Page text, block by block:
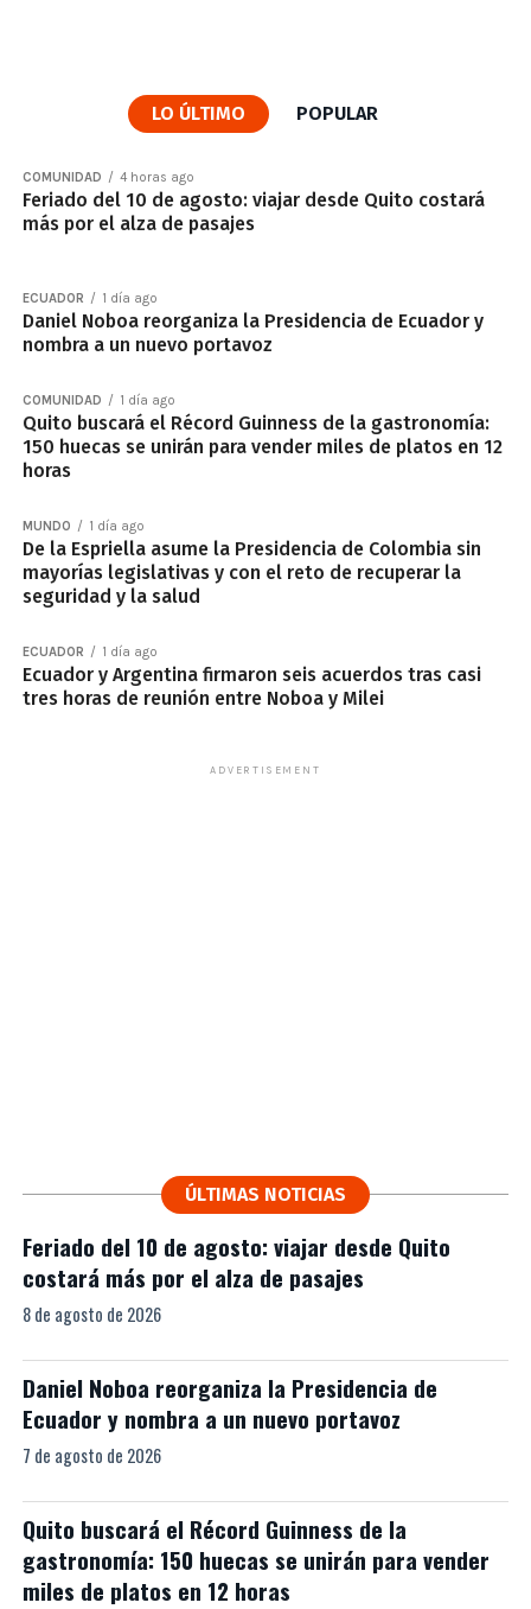
LO ÚLTIMO POPULAR
COMUNIDAD 4 horas ago
Feriado del 10 de agosto: viajar desde Quito costará
más por el alza de pasajes
ECUADOR 1 día ago
Daniel Noboa reorganiza la Presidencia de Ecuador y
nombra a un nuevo portavoz
COMUNIDAD 1 día ago
Quito buscará el Récord Guinness de la gastronomía:
150 huecas se unirán para vender miles de platos en 12
horas
MUNDO 1 día ago
De la Espriella asume la Presidencia de Colombia sin
mayorías legislativas y con el reto de recuperar la
seguridad y la salud
ECUADOR 1 día ago
Ecuador y Argentina firmaron seis acuerdos tras casi
tres horas de reunión entre Noboa y Milei
ADVERTISEMENT
ÚLTIMAS NOTICIAS
Feriado del 10 de agosto: viajar desde Quito
costará más por el alza de pasajes
8 de agosto de 2026
Daniel Noboa reorganiza la Presidencia de
Ecuador y nombra a un nuevo portavoz
7 de agosto de 2026
Quito buscará el Récord Guinness de la
gastronomía: 150 huecas se unirán para vender
miles de platos en 12 horas